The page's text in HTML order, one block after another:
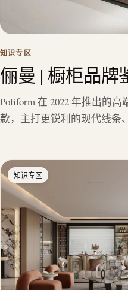
知识专区
俪曼 | 橱柜品牌
Poliform 在 2022 年推出的
款，主打更锐利的现代线
知识专区